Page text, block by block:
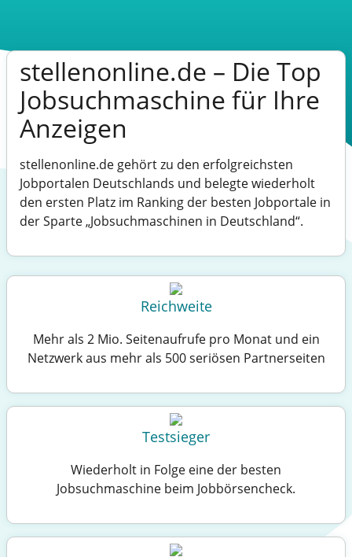
stellenonline.de – Die Top
Jobsuchmaschine für Ihre
Anzeigen
stellenonline.de gehört zu den erfolgreichsten
Jobportalen Deutschlands und belegte wiederholt
den ersten Platz im Ranking der besten Jobportale in
der Sparte „Jobsuchmaschinen in Deutschland“.
Reichweite
Mehr als 2 Mio. Seitenaufrufe pro Monat und ein
Netzwerk aus mehr als 500 seriösen Partnerseiten
Testsieger
Wiederholt in Folge eine der besten
Jobsuchmaschine beim Jobbörsencheck.